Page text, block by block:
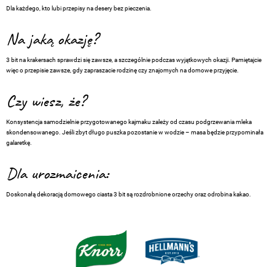
Dla każdego, kto lubi przepisy na desery bez pieczenia.
Na jaką okazję?
3 bit na krakersach sprawdzi się zawsze, a szczególnie podczas wyjątkowych okazji. Pamiętajcie
więc o przepisie zawsze, gdy zapraszacie rodzinę czy znajomych na domowe przyjęcie.
Czy wiesz, że?
Konsystencja samodzielnie przygotowanego kajmaku zależy od czasu podgrzewania mleka
skondensowanego. Jeśli zbyt długo puszka pozostanie w wodzie – masa będzie przypominała
galaretkę.
Dla urozmaicenia:
Doskonałą dekoracją domowego ciasta 3 bit są rozdrobnione orzechy oraz odrobina kakao.